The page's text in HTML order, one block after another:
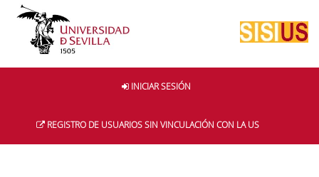
INICIAR SESIÓN
REGISTRO DE USUARIOS SIN VINCULACIÓN CON LA US